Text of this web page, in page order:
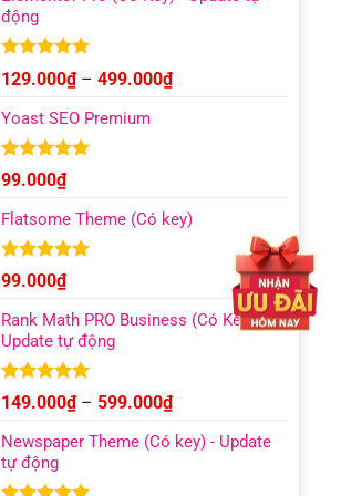
động
Được xếp
hạng4.93
5 sao
129.000₫ – 499.000₫Khoảng
Yoast SEO Premium
Được xếp
hạng 4.96
5 sao
99.000₫
Flatsome Theme (Có key)
Được xếp
hạng 4.95
5 sao
99.000₫
Rank Math PRO Business (Có Key) –
Update tự động
Được xếp
hạng 5.00
5 sao
149.000₫ – 599.000₫Khoảng
từ
Newspaper Theme (Có key) - Update
tự động